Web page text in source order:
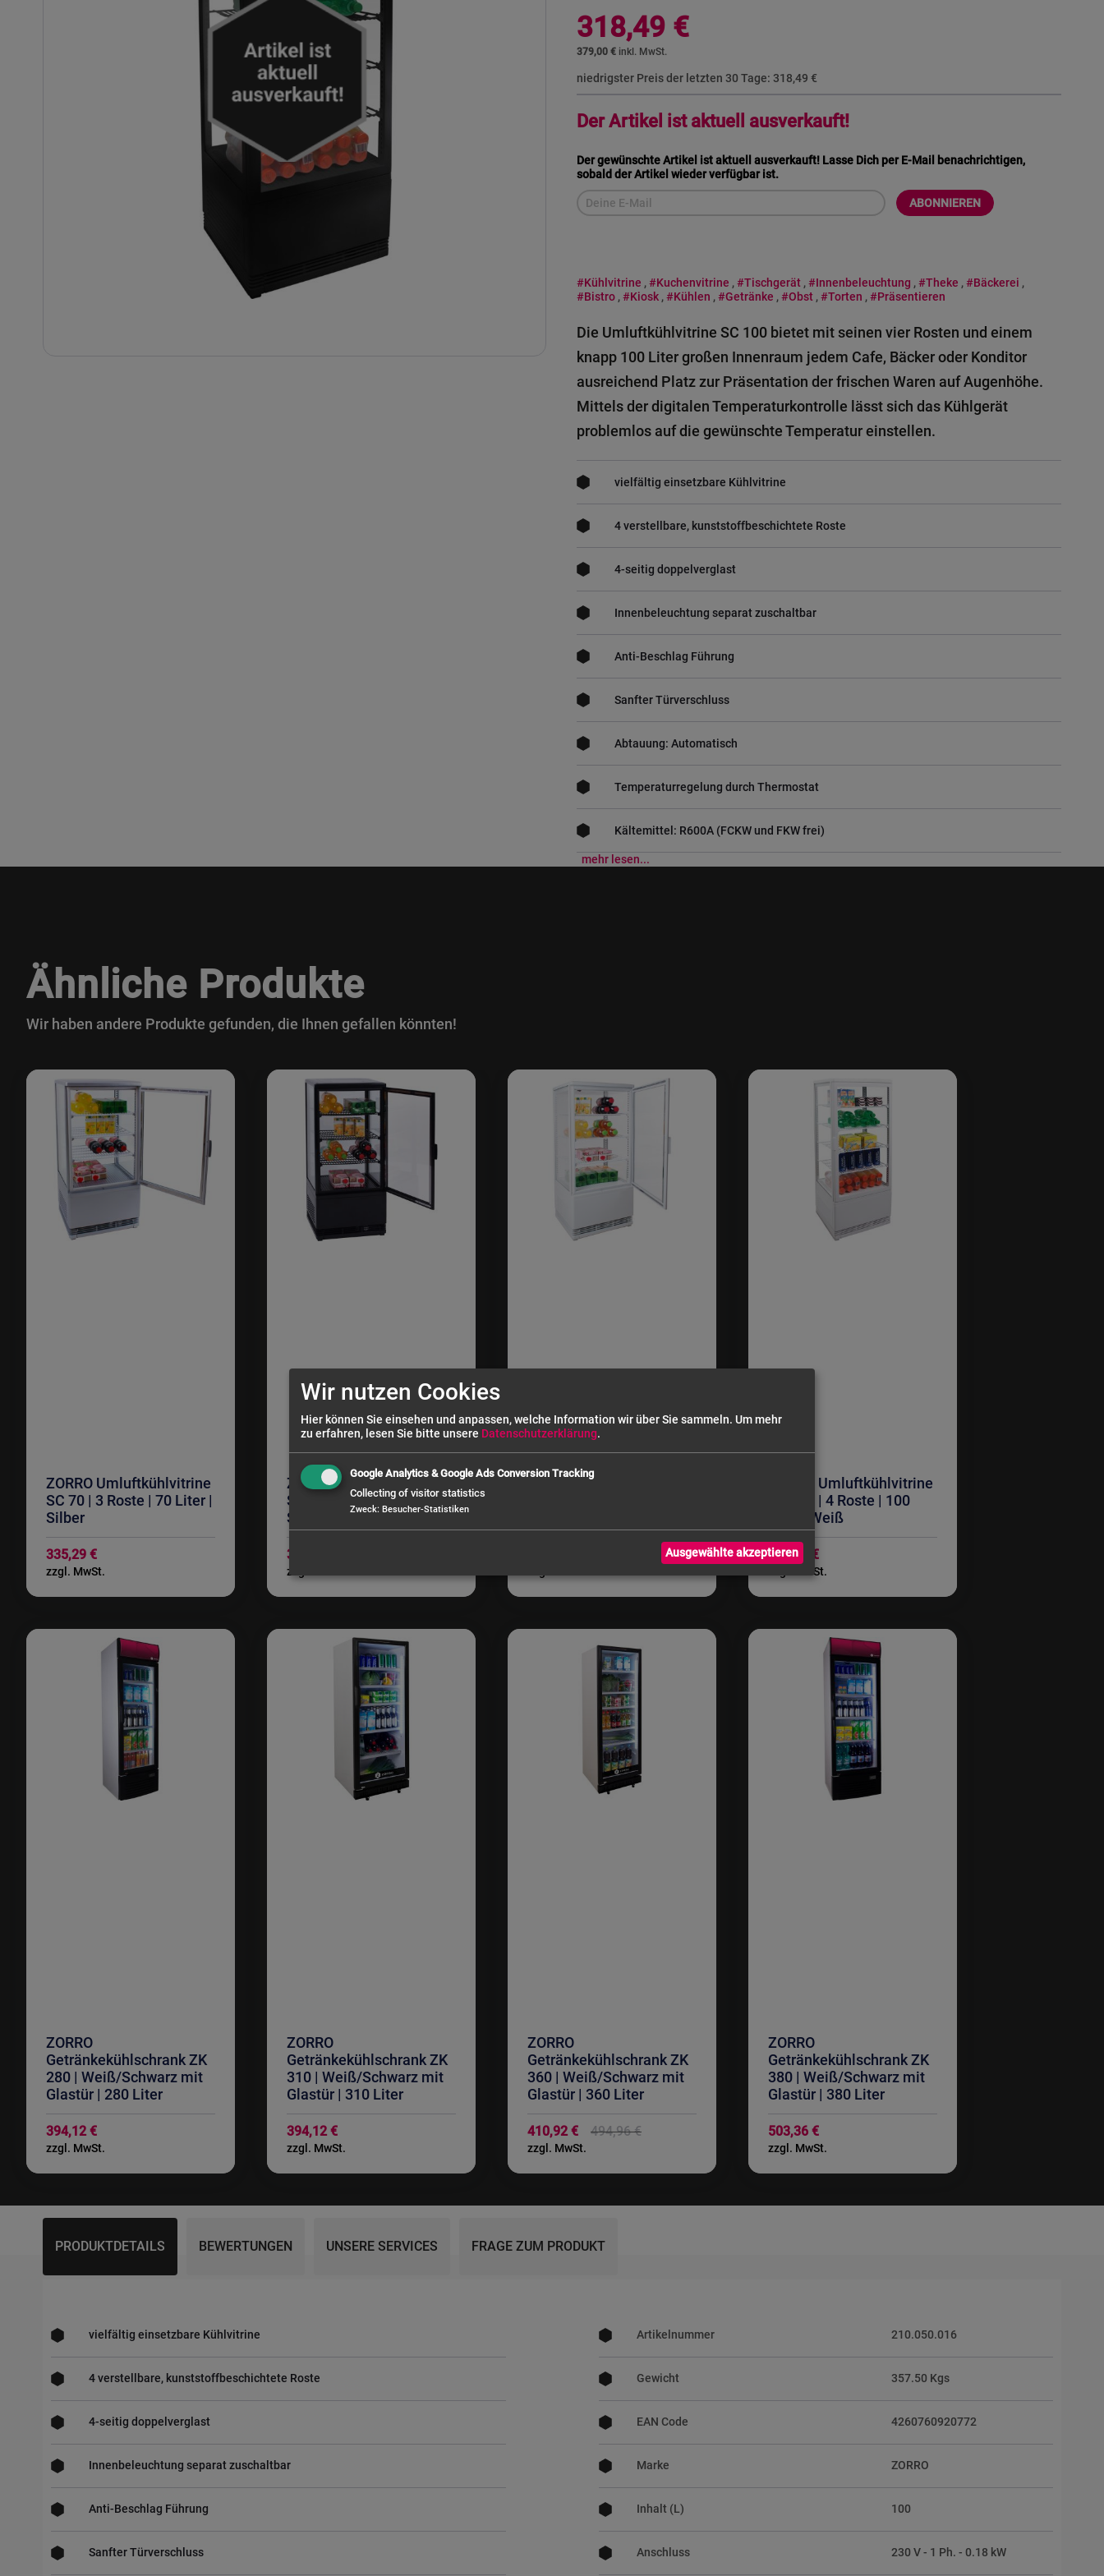
379,00 €
318,49 €
niedrigster Preis der letzten 30 Tage: 318,49 €
Der Artikel ist aktuell ausverkauft!
Der gewünschte Artikel ist aktuell ausverkauft! Lasse Dich per E-Mail benachrichtigen,
sobald der Artikel wieder verfügbar ist.
ABONNIEREN
#Kühlvitrine , #Kuchenvitrine , #Tischgerät , #Innenbeleuchtung , #Theke , #Bäckerei ,
#Bistro , #Kiosk , #Kühlen , #Getränke , #Obst , #Torten , #Präsentieren
Die Umluftkühlvitrine SC 100 bietet mit seinen vier Rosten und einem
knapp 100 Liter großen Innenraum jedem Cafe, Bäcker oder Konditor
ausreichend Platz zur Präsentation der frischen Waren auf Augenhöhe.
Mittels der digitalen Temperaturkontrolle lässt sich das Kühlgerät
problemlos auf die gewünschte Temperatur einstellen.
vielfältig einsetzbare Kühlvitrine
4 verstellbare, kunststoffbeschichtete Roste
4-seitig doppelverglast
Innenbeleuchtung separat zuschaltbar
Anti-Beschlag Führung
Sanfter Türverschluss
Abtauung: Automatisch
Temperaturregelung durch Thermostat
Kältemittel: R600A (FCKW und FKW frei)
mehr lesen...
Ähnliche Produkte
Wir haben andere Produkte gefunden, die Ihnen gefallen könnten!
ZORRO Umluftkühlvitrine
SC 70 | 3 Roste | 70 Liter |
Silber
335,29 €
ZORRO Umluftkühlvitrine
SC 80 | 3 Roste | 80 Liter |
Schwarz
310,08 €
ZORRO Umluftkühlvitrine
ZORRO Umluftkühlvitrine
SC 100 | 4 Roste | 100
Liter | Weiß
318,49 €
ZORRO
Getränkekühlschrank ZK
280 | Weiß/Schwarz mit
Glastür | 280 Liter
394,12 €
ZORRO
Getränkekühlschrank ZK
310 | Weiß/Schwarz mit
Glastür | 310 Liter
394,12 €
ZORRO
Getränkekühlschrank ZK
360 | Weiß/Schwarz mit
Glastür | 360 Liter
410,92 € 494,96 €
ZORRO
Getränkekühlschrank ZK
380 | Weiß/Schwarz mit
Glastür | 380 Liter
503,36 €
PRODUKTDETAILS
vielfältig einsetzbare Kühlvitrine
4 verstellbare, kunststoffbeschichtete Roste
4-seitig doppelverglast
Innenbeleuchtung separat zuschaltbar
Anti-Beschlag Führung
Sanfter Türverschluss
InformationenArtikelnummer 210.050.016
Gewicht 357.50 Kgs
EAN Code 4260760920772
Marke ZORRO
Inhalt (L) 100
Anschluss 230 V - 1 Ph. - 0.18 kW
BEWERTUNGEN UNSERE SERVICES FRAGE ZUM PRODUKT
Wir nutzen Cookies
Hier können Sie einsehen und anpassen, welche Information wir über Sie sammeln. Um mehr
zu erfahren, lesen Sie bitte unsere Datenschutzerklärung.
Google Analytics & Google Ads Conversion Tracking
Collecting of visitor statistics
Zweck: Besucher-Statistiken
Ausgewählte akzeptieren